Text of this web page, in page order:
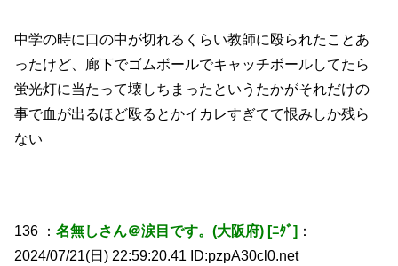
中学の時に口の中が切れるくらい教師に殴られたことあ
ったけど、廊下でゴムボールでキャッチボールしてたら
蛍光灯に当たって壊しちまったというたかがそれだけの
事で血が出るほど殴るとかイカレすぎてて恨みしか残ら
ない
136 ：名無しさん＠涙目です。(大阪府) [ﾆﾀﾞ] ：
2024/07/21(日) 22:59:20.41 ID:pzpA30cl0.net